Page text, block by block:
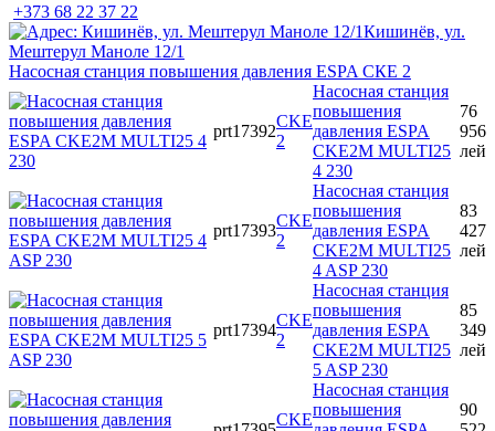
+373 68 22 37 22
Кишинёв, ул.
Мештерул Маноле 12/1
Насосная станция повышения давления ESPA СКЕ 2
prt17392
CKE
2
Насосная станция
повышения
давления ESPA
CKE2M MULTI25
4 230
76
956
лей
prt17393
CKE
2
Насосная станция
повышения
давления ESPA
CKE2M MULTI25
4 ASP 230
83
427
лей
prt17394
CKE
2
Насосная станция
повышения
давления ESPA
CKE2M MULTI25
5 ASP 230
85
349
лей
CKE
Насосная станция
повышения
90